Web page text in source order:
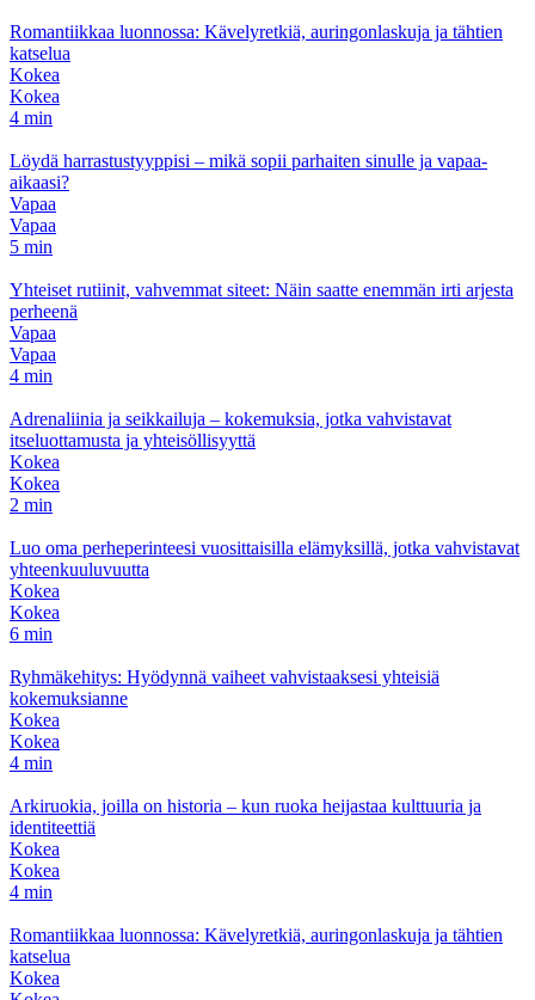
Romantiikkaa luonnossa: Kävelyretkiä, auringonlaskuja ja tähtien
katselua
Kokea
Kokea
4 min
Löydä harrastustyyppisi – mikä sopii parhaiten sinulle ja vapaa-
aikaasi?
Vapaa
Vapaa
5 min
Yhteiset rutiinit, vahvemmat siteet: Näin saatte enemmän irti arjesta
perheenä
Vapaa
Vapaa
4 min
Adrenaliinia ja seikkailuja – kokemuksia, jotka vahvistavat
itseluottamusta ja yhteisöllisyyttä
Kokea
Kokea
2 min
Luo oma perheperinteesi vuosittaisilla elämyksillä, jotka vahvistavat
yhteenkuuluvuutta
Kokea
Kokea
6 min
Ryhmäkehitys: Hyödynnä vaiheet vahvistaaksesi yhteisiä
kokemuksianne
Kokea
Kokea
4 min
Arkiruokia, joilla on historia – kun ruoka heijastaa kulttuuria ja
identiteettiä
Kokea
Kokea
4 min
Romantiikkaa luonnossa: Kävelyretkiä, auringonlaskuja ja tähtien
katselua
Kokea